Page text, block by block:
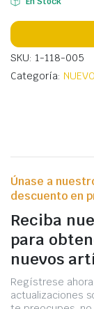
SKU: 1-118-005
Categoría: NUEVO
Únase a
descuento en
Reciba
para
nuevos
Regístrese
actualizaciones